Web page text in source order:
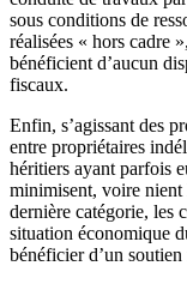
sous conditions de
réalisées « hors cadre
bénéficient d’aucun
fiscaux.
Enfin, s’agissant des
entre propriétaires
héritiers ayant parfois
minimisent, voire nient
dernière catégorie, les
situation économique
bénéficier d’un